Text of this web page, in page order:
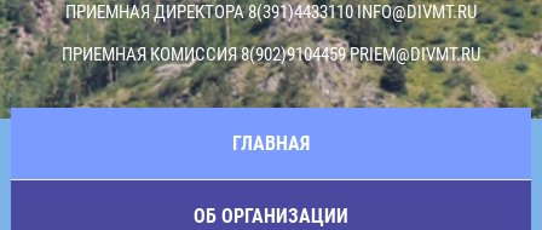
ПРИЕМНАЯ ДИРЕКТОРА 8(391)4433110INFO@DIVMT.RU
ПРИЕМНАЯ КОМИССИЯ 8(902)9104459PRIEM@DIVMT.RU
ГЛАВНАЯ
ОБ ОРГАНИЗАЦИИ